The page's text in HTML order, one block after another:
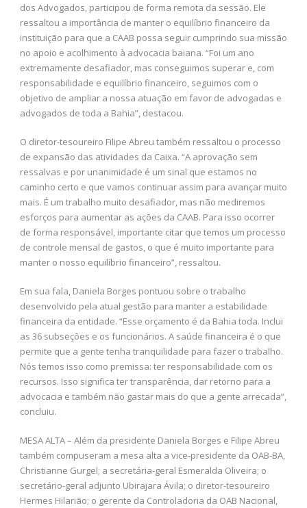
dos Advogados, participou de forma remota da sessão. Ele
ressaltou a importância de manter o equilíbrio financeiro da
instituição para que a CAAB possa seguir cumprindo sua missão
no apoio e acolhimento à advocacia baiana. “Foi um ano
extremamente desafiador, mas conseguimos superar e, com
responsabilidade e equilíbrio financeiro, seguimos com o
objetivo de ampliar a nossa atuação em favor de advogadas e
advogados de toda a Bahia”, destacou.
O diretor-tesoureiro Filipe Abreu também ressaltou o processo
de expansão das atividades da Caixa. “A aprovação sem
ressalvas e por unanimidade é um sinal que estamos no
caminho certo e que vamos continuar assim para avançar muito
mais. É um trabalho muito desafiador, mas não mediremos
esforços para aumentar as ações da CAAB. Para isso ocorrer
de forma responsável, importante citar que temos um processo
de controle mensal de gastos, o que é muito importante para
manter o nosso equilíbrio financeiro”, ressaltou.
Em sua fala, Daniela Borges pontuou sobre o trabalho
desenvolvido pela atual gestão para manter a estabilidade
financeira da entidade. “Esse orçamento é da Bahia toda. Inclui
as 36 subseções e os funcionários. A saúde financeira é o que
permite que a gente tenha tranquilidade para fazer o trabalho.
Nós temos isso como premissa: ter responsabilidade com os
recursos. Isso significa ter transparência, dar retorno para a
advocacia e também não gastar mais do que a gente arrecada”,
concluiu.
MESA ALTA – Além da presidente Daniela Borges e Filipe Abreu
também compuseram a mesa alta a vice-presidente da OAB-BA,
Christianne Gurgel; a secretária-geral Esmeralda Oliveira; o
secretário-geral adjunto Ubirajara Ávila; o diretor-tesoureiro
Hermes Hilarião; o gerente da Controladoria da OAB Nacional,